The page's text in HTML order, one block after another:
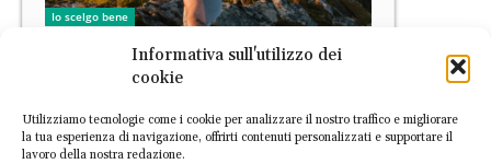
Informativa sull'utilizzo dei
cookie
Utilizziamo tecnologie come i cookie per analizzare il nostro traffico e migliorare
la tua esperienza di navigazione, offrirti contenuti personalizzati e supportare il
lavoro della nostra redazione.
Io scelgo bene
Viaggiamo di più, ma torniamo
con meno: come la ricerca
dello scatto perfetto sta
svuotando il senso del viaggio